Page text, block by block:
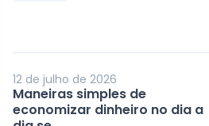
12 de julho de 2026
Maneiras simples de
economizar dinheiro no dia a